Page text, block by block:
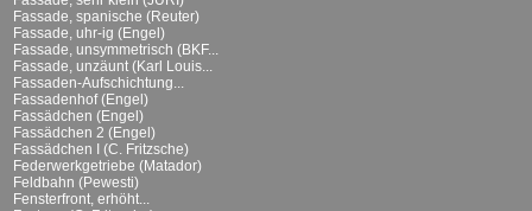
Fassade, spanische (Reuter)
Fassade, uhr-ig (Engel)
Fassade, unsymmetrisch (BKF...
Fassade, unzäunt (Karl Louis...
Fassaden-Aufschichtung...
Fassadenhof (Engel)
Fassädchen (Engel)
Fassädchen 2 (Engel)
Fassädchen I (C. Fritzsche)
Federwerkgetriebe (Matador)
Feldbahn (Pewesti)
Fensterfront, erhöht...